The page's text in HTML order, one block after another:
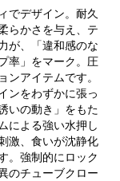
でデザイン。耐久
らかさを与え、テ
が、「違和感のな
率」をマーク。圧
ンアイテムです。
ンをわずかに張っ
いの動き」をもた
による強い水押し
激、食いが沈静化
。強制的にロック
のチューブクロー